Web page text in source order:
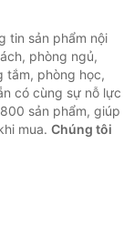
tin sản phẩm nội
phòng ngủ,
tắm, phòng học,
có cùng sự nỗ lực
sản phẩm, giúp
mua. Chúng tôi